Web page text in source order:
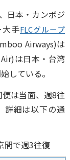
日本・カンボジ
手FLCグループ
Airways)は
は日本・台湾
している。
は当面、週8往
詳細は以下の通
間で週3往復